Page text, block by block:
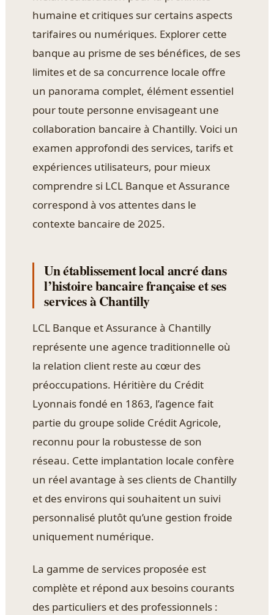
humaine et critiques sur certains aspects
tarifaires ou numériques. Explorer cette
banque au prisme de ses bénéfices, de ses
limites et de sa concurrence locale offre
un panorama complet, élément essentiel
pour toute personne envisageant une
collaboration bancaire à Chantilly. Voici un
examen approfondi des services, tarifs et
expériences utilisateurs, pour mieux
comprendre si LCL Banque et Assurance
correspond à vos attentes dans le
contexte bancaire de 2025.
Un établissement local ancré dans
l’histoire bancaire française et ses
services à Chantilly
LCL Banque et Assurance à Chantilly
représente une agence traditionnelle où
la relation client reste au cœur des
préoccupations. Héritière du Crédit
Lyonnais fondé en 1863, l’agence fait
partie du groupe solide Crédit Agricole,
reconnu pour la robustesse de son
réseau. Cette implantation locale confère
un réel avantage à ses clients de Chantilly
et des environs qui souhaitent un suivi
personnalisé plutôt qu’une gestion froide
uniquement numérique.
La gamme de services proposée est
complète et répond aux besoins courants
des particuliers et des professionnels :